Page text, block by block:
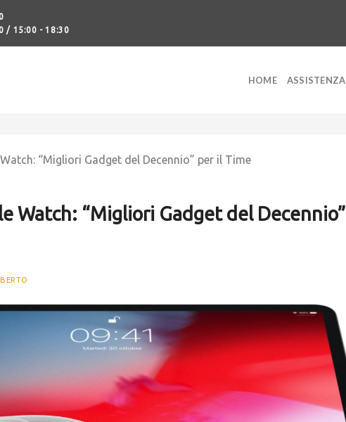
/ 15:00 - 18:30
HOME ASSISTENZA
“Migliori Gadget del Decennio” per il Time
Watch: “Migliori Gadget del Decennio”